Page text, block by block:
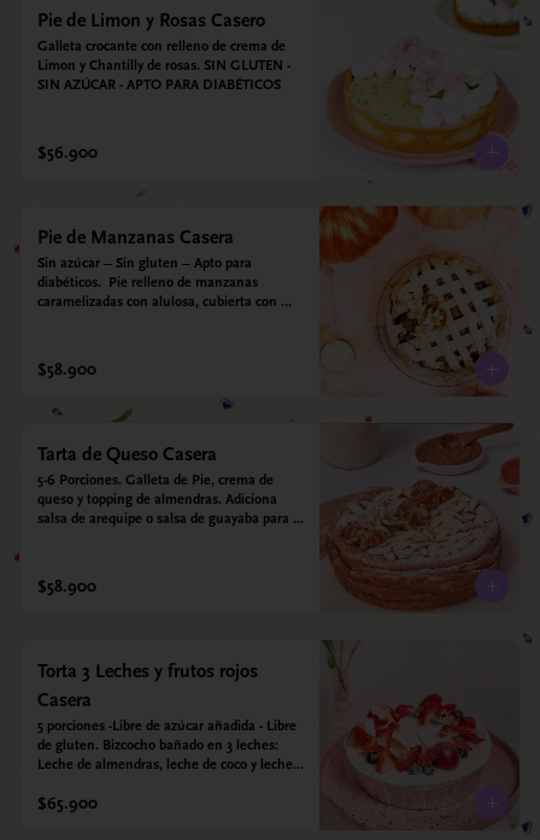
Pie de Limon y Rosas Casero
Galleta crocante con relleno de crema de
Limon y Chantilly de rosas. SIN GLUTEN -
SIN AZÚCAR - APTO PARA DIABÉTICOS
$56.900
Pie de Manzanas Casera
Sin azúcar – Sin gluten – Apto para
diabéticos.  Pie relleno de manzanas
caramelizadas con alulosa, cubierta con
de leche de coco y que envuelve todos los
sabores.
$58.900
Tarta de Queso Casera
5-6 Porciones. Galleta de Pie, crema de
queso y topping de almendras. Adiciona
salsa de arequipe o salsa de guayaba para
$58.900
Torta 3 Leches y frutos rojos
Casera
5 porciones -Libre de azúcar añadida - Libre
de gluten. Bizcocho bañado en 3 leches:
Leche de almendras, leche de coco y leche
de arroz, harina de quinoa, huevo, leche de
$65.900